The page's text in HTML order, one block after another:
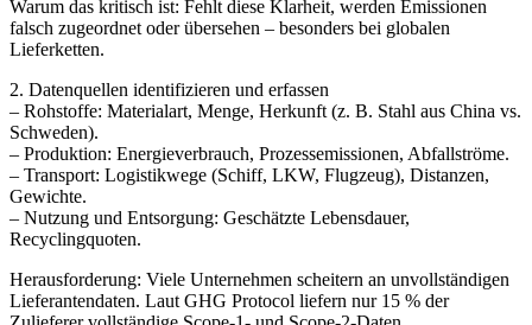
Warum das kritisch ist: Fehlt diese Klarheit, werden Emissionen
falsch zugeordnet oder übersehen – besonders bei globalen
Lieferketten.
2. Datenquellen identifizieren und erfassen
– Rohstoffe: Materialart, Menge, Herkunft (z. B. Stahl aus China vs.
Schweden).
– Produktion: Energieverbrauch, Prozessemissionen, Abfallströme.
– Transport: Logistikwege (Schiff, LKW, Flugzeug), Distanzen,
Gewichte.
– Nutzung und Entsorgung: Geschätzte Lebensdauer,
Recyclingquoten.
Herausforderung: Viele Unternehmen scheitern an unvollständigen
Lieferantendaten. Laut GHG Protocol liefern nur 15 % der